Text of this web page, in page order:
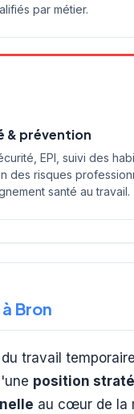
par métier.
& prévention
EPI, suivi des
des risques
santé au travail.
Bron
travail
position
au cœur de la